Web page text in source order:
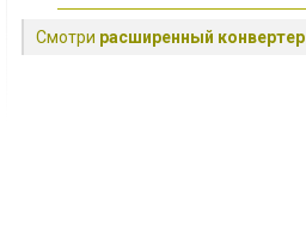
Смотри расширенный конвертер